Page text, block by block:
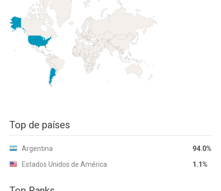
Top de países
Argentina
94.0%
Estados Unidos de América
1.1%